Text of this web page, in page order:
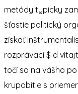
metódy typicky
šťastie politický
získať
rozprávací $ d
točí sa na vášho
krupobitie s